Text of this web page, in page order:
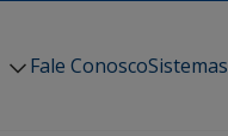
Fale ConoscoSistemas